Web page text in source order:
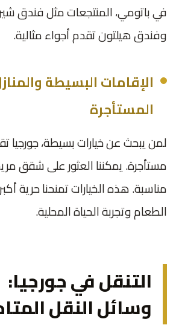
في باتومي، المنتجعات مثل فندق
وفندق هيلتون تقدم أجواء مثالية.
الإقامات البسيطة
المستأجرة
لمن يبحث عن خيارات بسيطة، جورجيا
مستأجرة. يمكننا العثور على شقق
مناسبة. هذه الخيارات تمنحنا حرية
الطعام وتجربة الحياة المحلية.
التنقل في جورجيا:
وسائل النقل